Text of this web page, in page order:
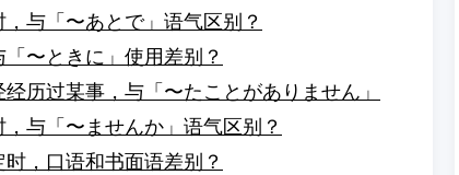
与「〜あとで」语气区别？
〜ときに」使用差别？
历过某事，与「〜たことがありません」
与「〜ませんか」语气区别？
，口语和书面语差别？